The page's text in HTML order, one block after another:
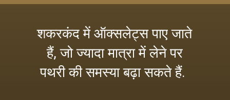
शकरकंद में ऑक्सलेट्स पाए जाते
हैं, जो ज्यादा मात्रा में लेने पर
पथरी की समस्या बढ़ा सकते हैं.